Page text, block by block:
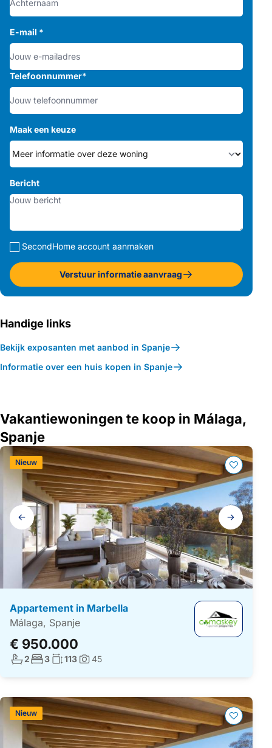
E-mail *
Telefoonnummer*
Maak een keuze
Bericht
SecondHome account aanmaken
Verstuur informatie aanvraag
Handige links
Bekijk exposanten met aanbod in Spanje
Informatie over een huis kopen in Spanje
Vakantiewoningen te koop in Málaga,
Spanje
Galerij
navigatie
Appartement in Marbella
Málaga, Spanje
€ 950.000
Nieuw
Aantal badkamers:
2Aantal slaapkamers:
3Woonoppervlakte:
113Foto's:
45
Nieuw